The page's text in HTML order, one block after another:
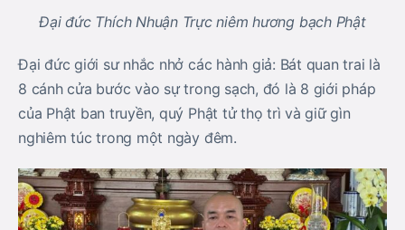
Đại đức Thích Nhuận Trực niêm hương bạch Phật
Đại đức giới sư nhắc nhở các hành giả: Bát quan trai là
8 cánh cửa bước vào sự trong sạch, đó là 8 giới pháp
của Phật ban truyền, quý Phật tử thọ trì và giữ gìn
nghiêm túc trong một ngày đêm.